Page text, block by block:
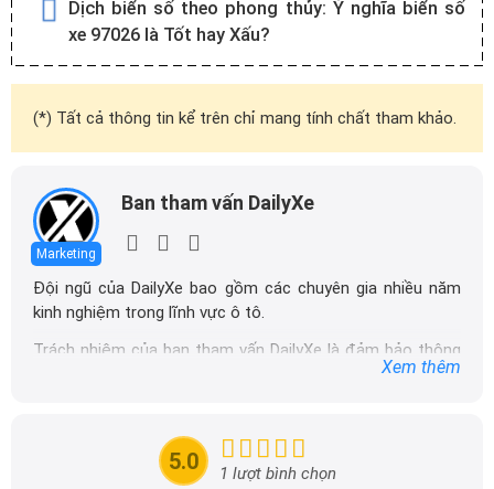
Dịch biển số theo phong thủy: Ý nghĩa biển số
xe 97026 là Tốt hay Xấu?
(*) Tất cả thông tin kể trên chỉ mang tính chất tham khảo.
Marketing
Ban tham vấn DailyXe
Đội ngũ của DailyXe bao gồm các chuyên gia nhiều năm
kinh nghiệm trong lĩnh vực ô tô.
Trách nhiệm của ban tham vấn DailyXe là đảm bảo thông
tin chính xác được đăng tải trên dailyxe.com.vn, thường
tin nhanh chóng và dễ dàng hơn.
Xem thêm
5.0 1 lượt bình chọn